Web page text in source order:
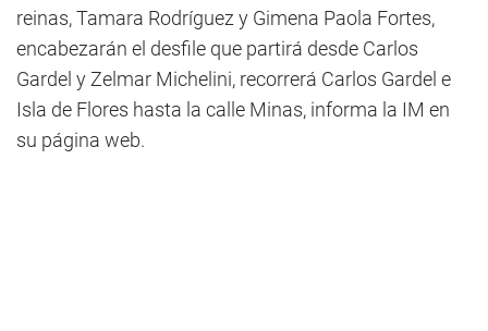
reinas, Tamara Rodríguez y Gimena Paola Fortes,
encabezarán el desfile que partirá desde Carlos
Gardel y Zelmar Michelini, recorrerá Carlos Gardel e
Isla de Flores hasta la calle Minas, informa la IM en
su página web.